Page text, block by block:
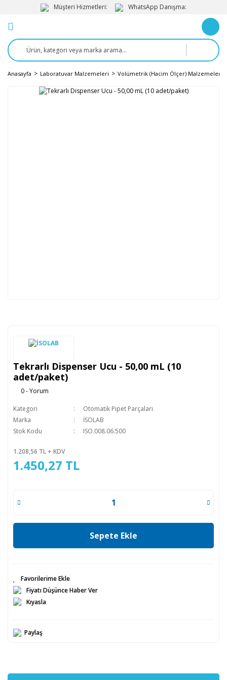
Müşteri Hizmetleri: WhatsApp Danışma:
Anasayfa Laboratuvar Malzemeleri Volümetrik (Hacim Ölçer) Malzemeler
Tekrarlı Dispenser Ucu - 50,00 mL (10
adet/paket)
0 - Yorum
Kategori
Otomatik Pipet Parçaları
Marka
İSOLAB
Stok Kodu
ISO.008.06.500
1.208,56 TL + KDV
1.450,27 TL
Sepete Ekle
Fiyatı Düşünce Haber Ver
Kıyasla
Paylaş